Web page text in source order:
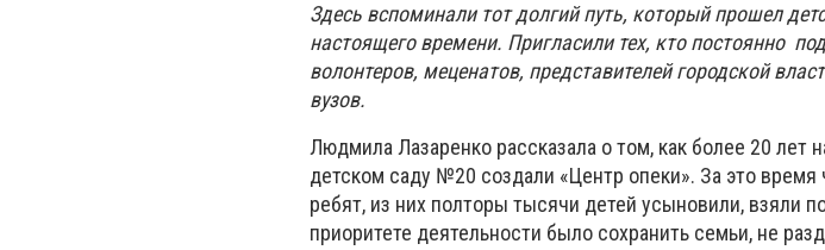
Здесь вспоминали тот долгий путь, который прошел
настоящего времени. Пригласили тех, кто постоянно
волонтеров, меценатов, представителей городской
вузов.
Людмила Лазаренко рассказала о том, как более 20 лет
детском саду №20 создали «Центр опеки». За это
ребят, из них полторы тысячи детей усыновили, взяли
приоритете деятельности было сохранить семьи, не